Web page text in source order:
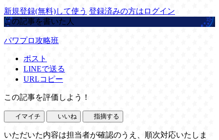
新規登録(無料)して使う 登録済みの方はログイン
この記事を書いた人
パワプロ攻略班
ポスト
LINEで送る
URLコピー
この記事を評価しよう！
イマイチ いいね 指摘する
いただいた内容は担当者が確認のうえ、順次対応いたしま